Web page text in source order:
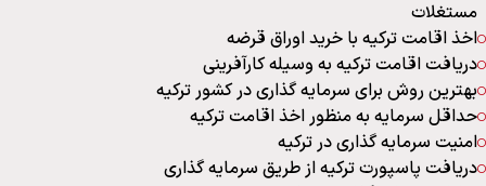
مستغلات
اخذ اقامت ترکیه با خرید اوراق قرضه
دریافت اقامت ترکیه به وسیله کارآفرینی
بهترین روش برای سرمایه گذاری در کشور ترکیه
حداقل سرمایه به منظور اخذ اقامت ترکیه
امنیت سرمایه گذاری در ترکیه
دریافت پاسپورت ترکیه از طریق سرمایه گذاری